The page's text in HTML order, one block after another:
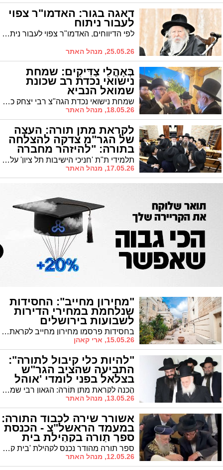
דאגה בגור: האדמו"ר צפוי
לעבור ניתוח
לפי הדיווחים, האדמו"ר צפוי לעבור ניתוח ולאחר מכן ישהה למנוחה בכפר שמריהו
25.05.26, מנהל האתר
בְּאָהֳלֵי צַדִּיקִים: שמחת
נישואי נכדת רב שכונת
שמואל הנביא
שמחת נישואי נכדת הגה"צ רבי יצחק כהן שליט"א נשיא ישיבת 'תורה ודעת' ורב שכונת "שמואל הנביא"
18.05.26, מנהל האתר
לקראת מתן תורה: העצה
של הגר"מ צדקה להצלחה
בתורה: "להיזהר מחברה
רעה" תלמידי ת"ת 'חניכי הישיבות תל ציון' עלו להיבחן אצל הגר"מ צדקה. מה העצה שנתן להם?
17.05.26, מנהל האתר
"מחירון מחייב": החסידות
שנלחמת במחירי הדירות
לשבועות בירושלים
בחסידות פרסמו מחירון מחייב לקראת עליית אלפי חסידים לירושלים • דירת 4 חדרים תושכר ב-2,600 שקלים לכל ימי החג והשבת
15.05.26, ארי קאהן
"להיות כלי קיבול לתורה":
התביעה שהציב הגר"ש
בצלאל בפני לומדי 'אוהל
תורה' הֲכָנָה לִקְרַאת מַתַּן תּוֹרָה: הגאון רבי שמואל בצלאל ר"י "פורת יוסף" בישיבה הגדולה "אוהל תורה": "על כל בן תורה להיות כלי קיבול לקבל התורה בחג השבועות. רק זכותם של בני התורה היא זו השומרת ומגינה על עם ישראל"
13.05.26, מנהל האתר
אשורר שירה לכבוד התורה:
במעמד הראשל"צ - הכנסת
ספר תורה בקהילת בית
א-ל, לוס אנג'לס ספר תורה מהודר נכנס לקהילת 'בית קל' בלוס אנג'לס בראשותו של הרה"צ רבי משה פינטו ובמעמד הראשון לציון הגר"י יוסף שליט"א
12.05.26, מנהל האתר